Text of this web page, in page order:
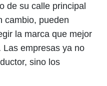
de su calle principal
cambio, pueden
la marca que mejor
empresas ya no
sino los